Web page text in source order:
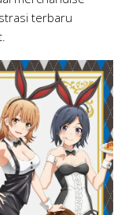
terbaru